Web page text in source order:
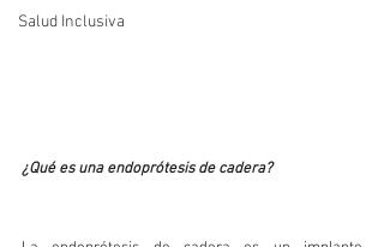
Salud Inclusiva
¿Qué es una endoprótesis de cadera?